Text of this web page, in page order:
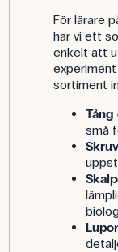
För lärare
har vi ett
enkelt att
sortiment
små